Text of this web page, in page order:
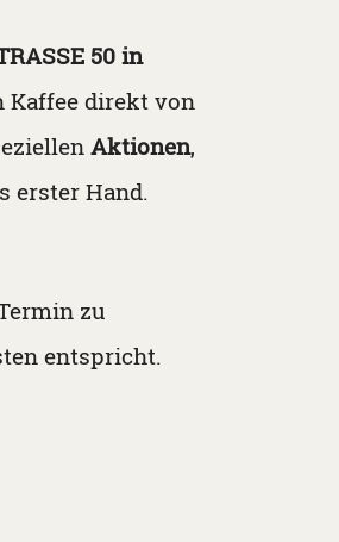
50 in
direkt von
Aktionen,
erster Hand.
zu
entspricht.